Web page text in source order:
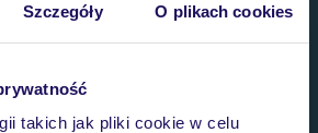
Szczegóły O plikach cookies
takich jak pliki cookie w celu